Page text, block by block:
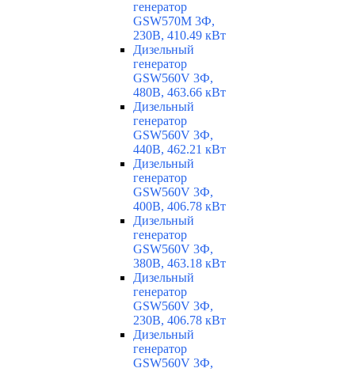
генератор
GSW570M 3Ф,
230В, 410.49 кВт
Дизельный
генератор
GSW560V 3Ф,
480В, 463.66 кВт
Дизельный
генератор
GSW560V 3Ф,
440В, 462.21 кВт
Дизельный
генератор
GSW560V 3Ф,
400В, 406.78 кВт
Дизельный
генератор
GSW560V 3Ф,
380В, 463.18 кВт
Дизельный
генератор
GSW560V 3Ф,
230В, 406.78 кВт
Дизельный
генератор
GSW560V 3Ф,